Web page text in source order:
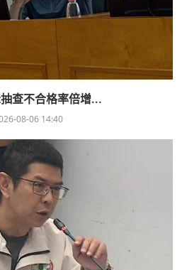
查不合格率倍增...
08-06 14:40